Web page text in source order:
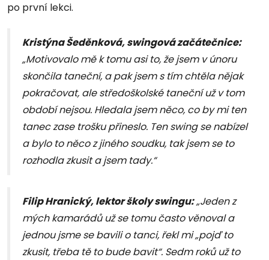
po první lekci.
Kristýna Šeděnková, swingová začátečnice:
„Motivovalo mě k tomu asi to, že jsem v únoru
skončila taneční, a pak jsem s tím chtěla nějak
pokračovat, ale středoškolské taneční už v tom
období nejsou. Hledala jsem něco, co by mi ten
tanec zase trošku přineslo. Ten swing se nabízel
a bylo to něco z jiného soudku, tak jsem se to
rozhodla zkusit a jsem tady.“
Filip Hranický, lektor školy swingu:„Jeden z
mých kamarádů už se tomu často věnoval a
jednou jsme se bavili o tanci, řekl mi „pojď to
zkusit, třeba tě to bude bavit“. Sedm roků už to